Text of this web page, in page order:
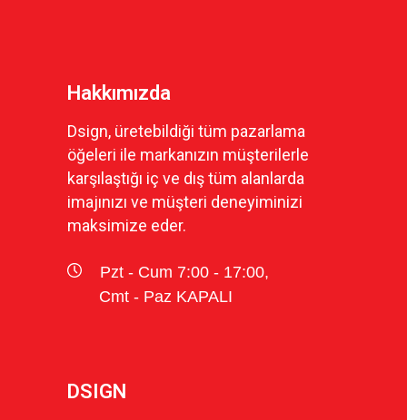
Hakkımızda
Dsign, üretebildiği tüm pazarlama
öğeleri ile markanızın müşterilerle
karşılaştığı iç ve dış tüm alanlarda
imajınızı ve müşteri deneyiminizi
maksimize eder.
Pzt - Cum 7:00 - 17:00,
Cmt - Paz KAPALI
DSIGN